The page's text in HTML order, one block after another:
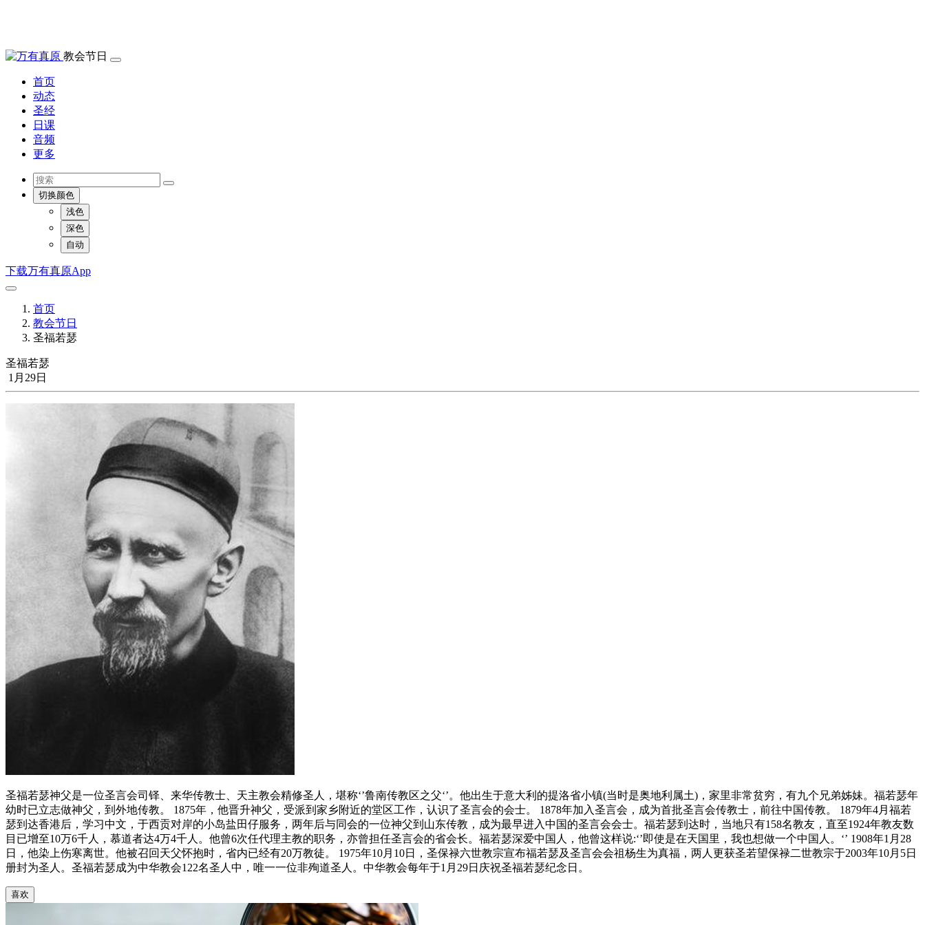
教会节日
首页
动态
圣经
日课
音频
更多
切换颜色
浅色
深色
自动
下载万有真原App
首页
教会节日
圣福若瑟
圣福若瑟
1月29日
圣福若瑟神父是一位圣言会司铎、来华传教士、天主教会精修圣人，堪称‘’鲁南传教区之父‘’。他出生于意大利的提洛省小镇(当时是奥地利属土)，家里非常贫穷，有九个兄弟姊妹。福若瑟年
幼时已立志做神父，到外地传教。 1875年，他晋升神父，受派到家乡附近的堂区工作，认识了圣言会的会士。 1878年加入圣言会，成为首批圣言会传教士，前往中国传教。 1879年4月福若
瑟到达香港后，学习中文，于西贡对岸的小岛盐田仔服务，两年后与同会的一位神父到山东传教，成为最早进入中国的圣言会会士。福若瑟到达时，当地只有158名教友，直至1924年教友数
目已增至10万6千人，慕道者达4万4千人。他曾6次任代理主教的职务，亦曾担任圣言会的省会长。福若瑟深爱中国人，他曾这样说:‘’即使是在天国里，我也想做一个中国人。‘’ 1908年1月28
日，他染上伤寒离世。他被召回天父怀抱时，省内已经有20万教徒。 1975年10月10日，圣保禄六世教宗宣布福若瑟及圣言会会祖杨生为真福，两人更获圣若望保禄二世教宗于2003年10月5日
册封为圣人。圣福若瑟成为中华教会122名圣人中，唯一一位非殉道圣人。中华教会每年于1月29日庆祝圣福若瑟纪念日。
喜欢